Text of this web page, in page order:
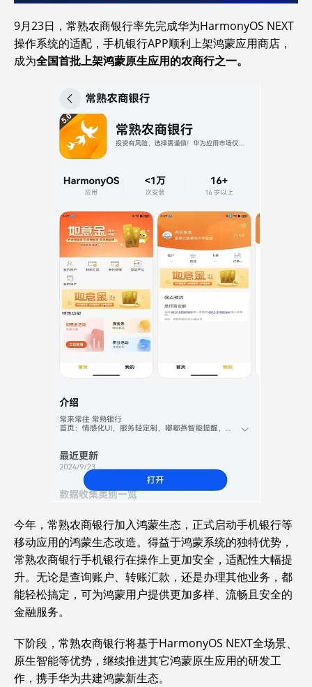
9月23日，常熟农商银行率先完成华为HarmonyOS NEXT
操作系统的适配，手机银行APP顺利上架鸿蒙应用商店，
成为全国首批上架鸿蒙原生应用的农商行之一。
今年，常熟农商银行加入鸿蒙生态，正式启动手机银行等
移动应用的鸿蒙生态改造。得益于鸿蒙系统的独特优势，
常熟农商银行手机银行在操作上更加安全，适配性大幅提
升。无论是查询账户、转账汇款，还是办理其他业务，都
能轻松搞定，可为鸿蒙用户提供更加多样、流畅且安全的
金融服务。
下阶段，常熟农商银行将基于HarmonyOS NEXT全场景、
原生智能等优势，继续推进其它鸿蒙原生应用的研发工
作，携手华为共建鸿蒙新生态。